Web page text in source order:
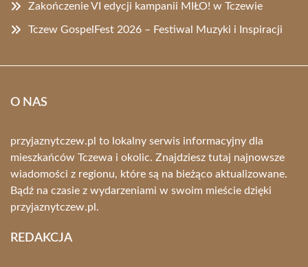
Zakończenie VI edycji kampanii MIŁO! w Tczewie
Tczew GospelFest 2026 – Festiwal Muzyki i Inspiracji
O NAS
przyjaznytczew.pl to lokalny serwis informacyjny dla
mieszkańców Tczewa i okolic. Znajdziesz tutaj najnowsze
wiadomości z regionu, które są na bieżąco aktualizowane.
Bądź na czasie z wydarzeniami w swoim mieście dzięki
przyjaznytczew.pl.
REDAKCJA